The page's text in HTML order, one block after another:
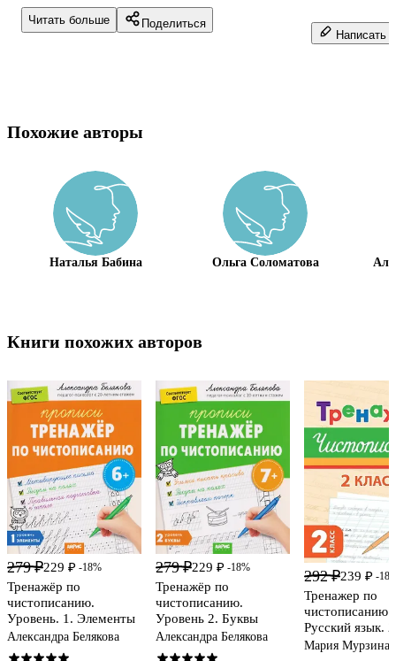
них отвлекается и не может сосредото...
Читать больше Поделиться
Написать
Похожие авторы
Наталья Бабина Ольга Соломатова
Книги похожих авторов
279 ₽229 ₽ -18%
Тренажёр по
чистописанию.
Уровень. 1. Элементы
Александра Белякова
279 ₽229 ₽ -18%
Тренажёр по
чистописанию.
Уровень 2. Буквы
Александра Белякова
292 ₽239 ₽ -
Тренажер по
чистописанию.
Русский язык.
Мария Мурзина